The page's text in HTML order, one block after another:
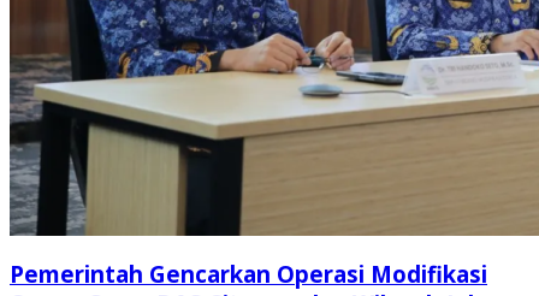
Pemerintah Gencarkan Operasi Modifikasi